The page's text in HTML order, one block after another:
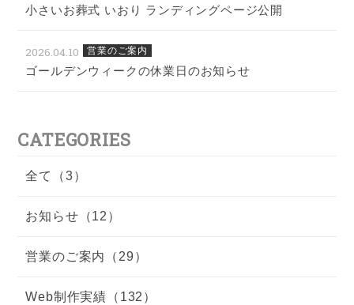
小さいお葬式 いおり ランディングページ公開
2026.04.10 営業のご案内
ゴールデンウィークの休業日のお知らせ
CATEGORIES
全て（3）
お知らせ（12）
営業のご案内（29）
Web制作実績（132）